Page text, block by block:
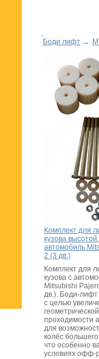
Боди лифт →
Комплект для
кузова
автомобиль
2 (3 дв.)
Комплект для
кузова с
Mitsubishi
дв.). Боди-
с целью
геометрической
проходимости
для
колёс
что особенно
условиях офф-